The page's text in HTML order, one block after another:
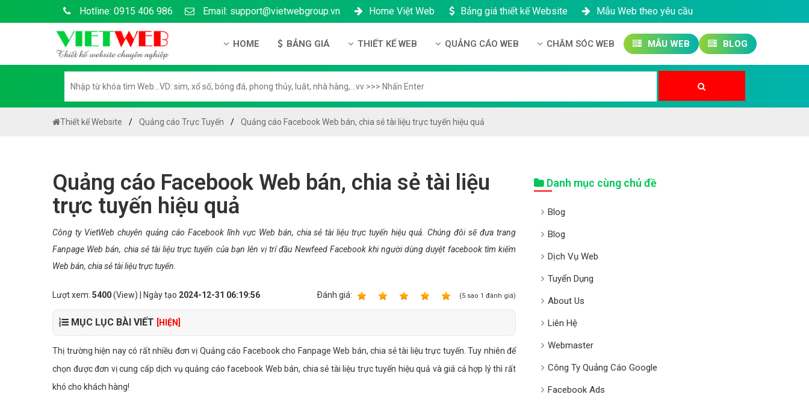
Hotline: 0915 406 986 Email: support@vietwebgroup.vn Home Việt Web Bảng giá thiết kế Website Mẫu Web theo yêu cầu
HOME
Hướng dẫn thanh toán
Chính sách bảo hành & bảo trì
Liên hệ công ty
Chính sách đại lý
BẢNG GIÁ
Bảng giá thiết kế App Android & IOS
Bảng giá thuê VPS
Bảng giá SSL - HTTTS
Bảng giá Email theo tên miền
Bảng giá quảng cáo Facebook
Bảng giá quản trị Website
Bảng giá quản trị Fanpage Facebook
THIẾT KẾ WEB
Thiết kế App
QUẢNG CÁO WEB
Quảng Cáo Banner
CHĂM SÓC WEB MẪU WEB BLOG
Thiết kế Website Quảng cáo Trực Tuyến Quảng cáo Facebook Web bán, chia sẻ tài liệu trực tuyến hiệu quả
Quảng cáo Facebook Web bán, chia sẻ tài liệu
trực tuyến hiệu quả
Công ty VietWeb chuyên quảng cáo Facebook lĩnh vực Web bán, chia sẻ tài liệu trực tuyến hiệu quả. Chúng đôi sẽ đưa trang
Fanpage Web bán, chia sẻ tài liệu trực tuyến của bạn lên vị trí đầu Newfeed Facebook khi người dùng duyệt facebook tìm kiếm
Web bán, chia sẻ tài liệu trực tuyến.
Lượt xem: 5400(View) | Ngày tạo 2024-12-31 06:19:56 Ðánh giá: (5 sao 1 đánh giá)
MỤC LỤC BÀI VIẾT [HIỆN]
Thị trường hiện nay có rất nhiều đơn vị Quảng cáo Facebook cho Fanpage Web bán, chia sẻ tài liệu trực tuyến. Tuy nhiên để
chọn được đơn vị cung cấp dịch vụ quảng cáo facebook Web bán, chia sẻ tài liệu trực tuyến hiệu quả và giá cả hợp lý thì rất
khó cho khách hàng!
Danh mục cùng chủ đề
Blog
Blog
Dịch Vụ Web
Tuyển Dụng
About Us
Liên Hệ
Webmaster
Công Ty Quảng Cáo Google
Facebook Ads